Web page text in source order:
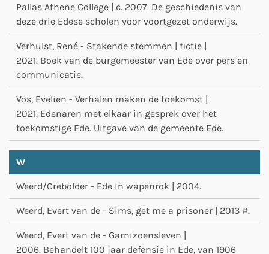
Pallas Athene College | c. 2007. De geschiedenis van
deze drie Edese scholen voor voortgezet onderwijs.
Verhulst, René - Stakende stemmen | fictie |
2021. Boek van de burgemeester van Ede over pers en
communicatie.
Vos, Evelien - Verhalen maken de toekomst |
2021. Edenaren met elkaar in gesprek over het
toekomstige Ede. Uitgave van de gemeente Ede.
W
Weerd/Crebolder - Ede in wapenrok | 2004.
Weerd, Evert van de - Sims, get me a prisoner | 2013 #.
Weerd, Evert van de - Garnizoensleven |
2006. Behandelt 100 jaar defensie in Ede, van 1906